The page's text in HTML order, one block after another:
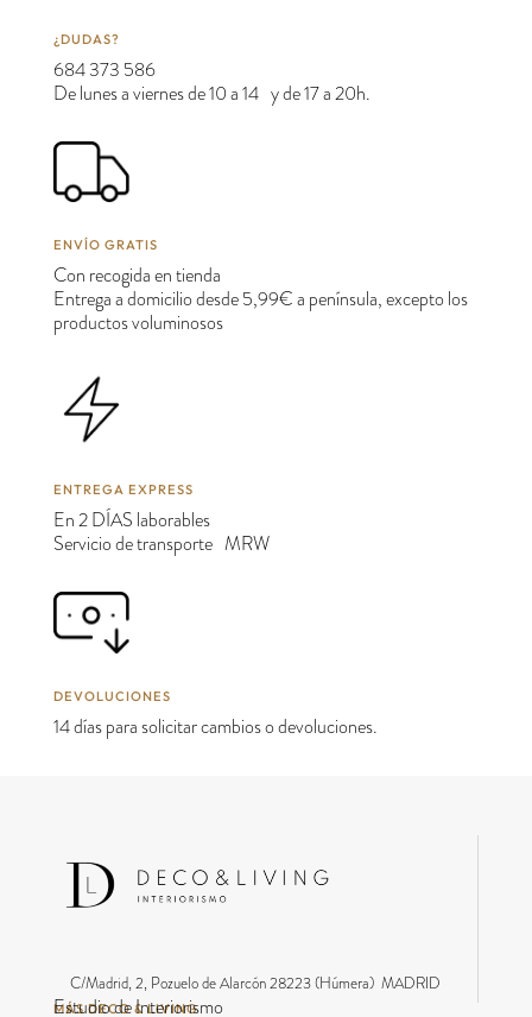
¿DUDAS?
684 373 586
De lunes a viernes de 10 a 14 y de 17 a 20h.
ENVÍO GRATIS
Con recogida en tienda
Entrega a domicilio desde 5,99€ a península, excepto los
productos voluminosos
ENTREGA EXPRESS
En 2 DÍAS laborables
Servicio de transporte MRW
DEVOLUCIONES
14 días para solicitar cambios o devoluciones.
C/Madrid, 2, Pozuelo de Alarcón 28223 (Húmera) MADRID
MÁS DECO & LIVING
Estudio de Interiorismo